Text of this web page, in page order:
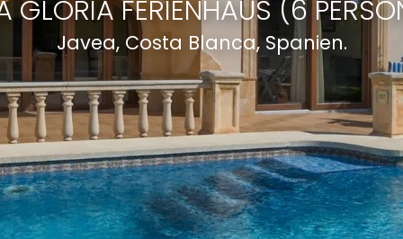
GLORIA FERIENHAUS (6
Javea, Costa Blanca, Spanien.